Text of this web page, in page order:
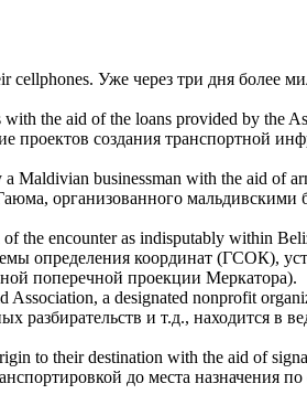
cellphones. Уже через три дня более
with the aid ofthe loans provided by the
создания транспортной
Maldivian businessman with the aid of
организованного
the encounter as indisputably within
определения координат (ГСОК),
поперечной проекции Меркатора).
a designated nonprofit
разбирательств и т.д., находится
to their destination with the aid of
до места назначения